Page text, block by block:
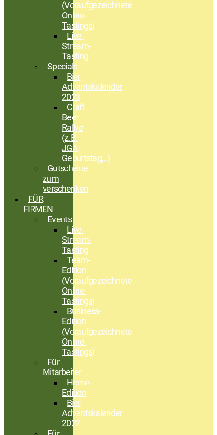
(Voraufgezeichnete
Online-
Tastings)
Live-
Stream-
Tasting
Specials
Bier
Adventskalender
2023
Craft
Beer
Rallye
(z.B.
JGA,
Geburtstag,..)
Gutscheine
zum
verschenken
FÜR
FIRMEN
Events
Live-
Stream-
Tasting
Team-
Edition
(Voraufgezeichnete
Online-
Tastings)
Business-
Edition
(Voraufgezeichnete
Online-
Tastings)
Für
Mitarbeiter
Home-
Edition
Bier
Adventskalender
2022